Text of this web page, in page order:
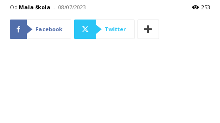
Od Mala škola - 08/07/2023 253
Facebook Twitter